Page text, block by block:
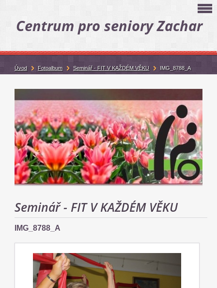
Centrum pro seniory Zachar
Seminář - FIT V KAŽDÉM VĚKU
IMG_8788_A
Úvod Fotoalbum Seminář - FIT V KAŽDÉM VĚKU IMG_8788_A